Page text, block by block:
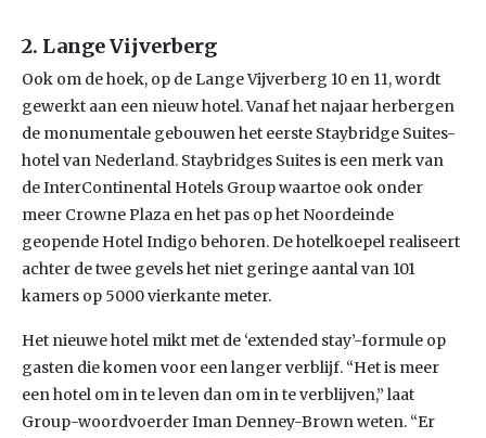
2. Lange Vijverberg
Ook om de hoek, op de Lange Vijverberg 10 en 11, wordt
gewerkt aan een nieuw hotel. Vanaf het najaar herbergen
de monumentale gebouwen het eerste Staybridge Suites-
hotel van Nederland. Staybridges Suites is een merk van
de InterContinental Hotels Group waartoe ook onder
meer Crowne Plaza en het pas op het Noordeinde
geopende Hotel Indigo behoren. De hotelkoepel realiseert
achter de twee gevels het niet geringe aantal van 101
kamers op 5000 vierkante meter.
Het nieuwe hotel mikt met de ‘extended stay’-formule op
gasten die komen voor een langer verblijf. “Het is meer
een hotel om in te leven dan om in te verblijven,” laat
Group-woordvoerder Iman Denney-Brown weten. “Er